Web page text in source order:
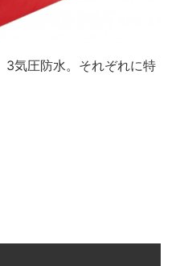
3気圧防水。それぞれに特